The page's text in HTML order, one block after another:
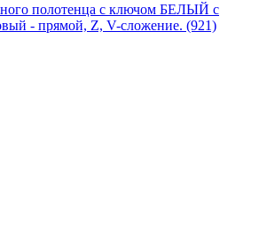
полотенца с ключом БЕЛЫЙ с
- прямой, Z, V-сложение. (921)